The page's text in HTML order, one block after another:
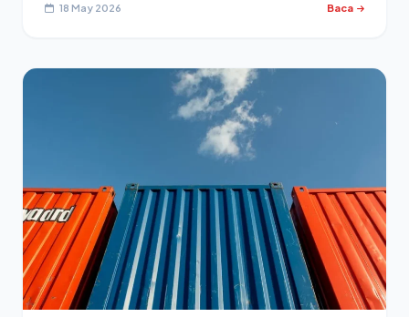
18 May 2026 Baca